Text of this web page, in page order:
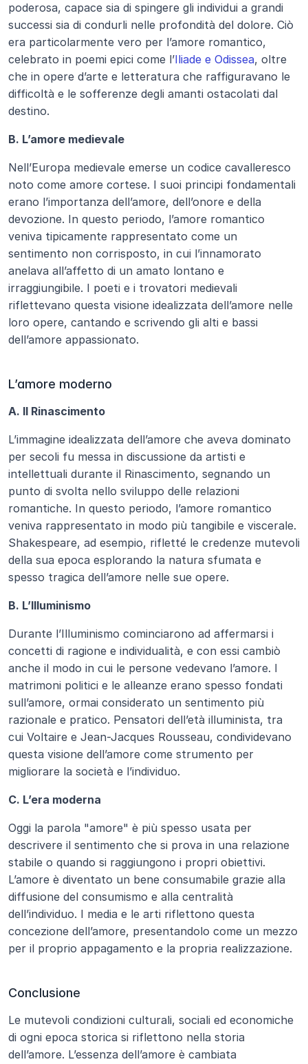
poderosa, capace sia di spingere gli individui a grandi
successi sia di condurli nelle profondità del dolore. Ciò
era particolarmente vero per l’amore romantico,
celebrato in poemi epici come l’Iliade e Odissea, oltre
che in opere d’arte e letteratura che raffiguravano le
difficoltà e le sofferenze degli amanti ostacolati dal
destino.
B. L’amore medievale
Nell’Europa medievale emerse un codice cavalleresco
noto come amore cortese. I suoi principi fondamentali
erano l’importanza dell’amore, dell’onore e della
devozione. In questo periodo, l’amore romantico
veniva tipicamente rappresentato come un
sentimento non corrisposto, in cui l’innamorato
anelava all’affetto di un amato lontano e
irraggiungibile. I poeti e i trovatori medievali
riflettevano questa visione idealizzata dell’amore nelle
loro opere, cantando e scrivendo gli alti e bassi
dell’amore appassionato.
L’amore moderno
A. Il Rinascimento
L’immagine idealizzata dell’amore che aveva dominato
per secoli fu messa in discussione da artisti e
intellettuali durante il Rinascimento, segnando un
punto di svolta nello sviluppo delle relazioni
romantiche. In questo periodo, l’amore romantico
veniva rappresentato in modo più tangibile e viscerale.
Shakespeare, ad esempio, rifletté le credenze mutevoli
della sua epoca esplorando la natura sfumata e
spesso tragica dell’amore nelle sue opere.
B. L’Illuminismo
Durante l’Illuminismo cominciarono ad affermarsi i
concetti di ragione e individualità, e con essi cambiò
anche il modo in cui le persone vedevano l’amore. I
matrimoni politici e le alleanze erano spesso fondati
sull’amore, ormai considerato un sentimento più
razionale e pratico. Pensatori dell’età illuminista, tra
cui Voltaire e Jean-Jacques Rousseau, condividevano
questa visione dell’amore come strumento per
migliorare la società e l’individuo.
C. L’era moderna
Oggi la parola "amore" è più spesso usata per
descrivere il sentimento che si prova in una relazione
stabile o quando si raggiungono i propri obiettivi.
L’amore è diventato un bene consumabile grazie alla
diffusione del consumismo e alla centralità
dell’individuo. I media e le arti riflettono questa
concezione dell’amore, presentandolo come un mezzo
per il proprio appagamento e la propria realizzazione.
Conclusione
Le mutevoli condizioni culturali, sociali ed economiche
di ogni epoca storica si riflettono nella storia
dell’amore. L’essenza dell’amore è cambiata